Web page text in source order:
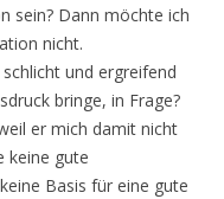
sein? Dann möchte ich
nicht.
und ergreifend
bringe, in Frage?
er mich damit nicht
keine gute
Basis für eine gute